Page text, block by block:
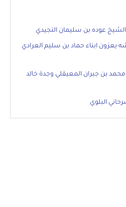
الشيخ عوده بن سليمان النجيدي
يعزون ابناء حماد بن سليم العرادي
محمد بن جبران المعيقلي وجدة خالد
البلوي